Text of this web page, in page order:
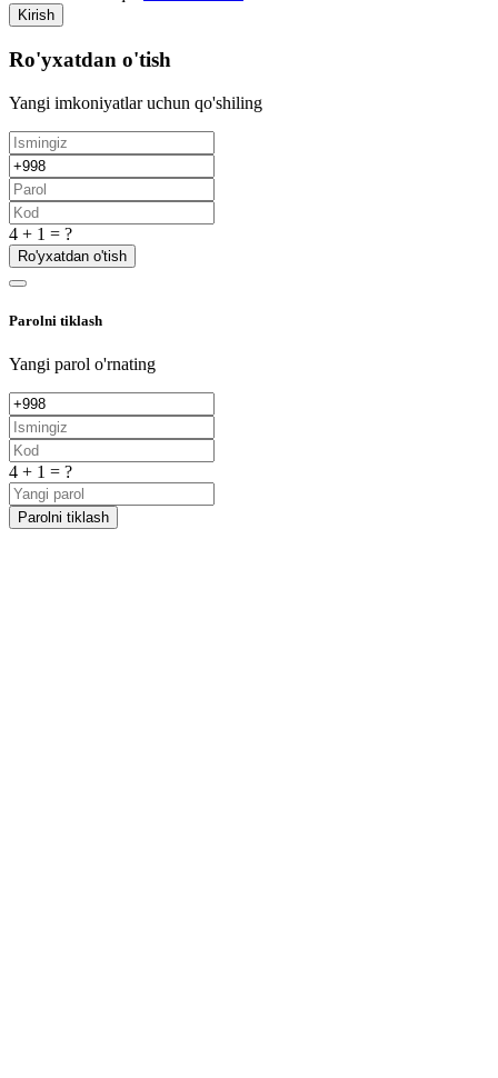
Kirish
Ro'yxatdan o'tish
Yangi imkoniyatlar uchun qo'shiling
4 + 1 = ?
Ro'yxatdan o'tish
Parolni tiklash
Yangi parol o'rnating
4 + 1 = ?
Parolni tiklash